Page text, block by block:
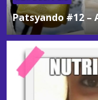
Patsyando #12